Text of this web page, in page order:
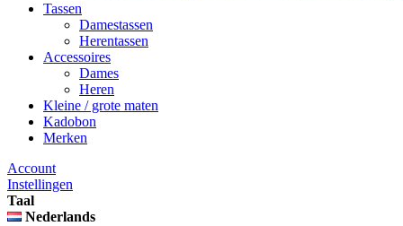
Tassen
Damestassen
Herentassen
Accessoires
Dames
Heren
Kleine / grote maten
Kadobon
Merken
Account
Instellingen
Taal
Nederlands